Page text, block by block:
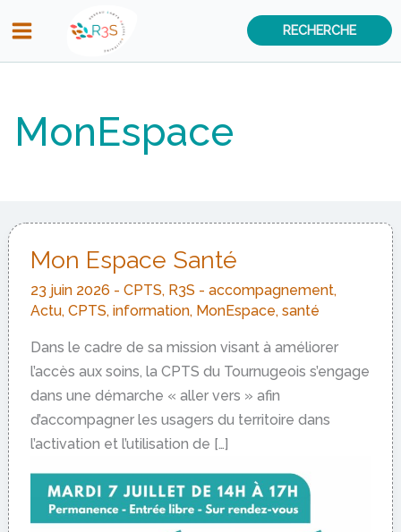
au
contenu
RECHERCHE
MonEspace
Mon Espace Santé
23 juin 2026 - CPTS, R3S - accompagnement,
Actu, CPTS, information, MonEspace, santé
Dans le cadre de sa mission visant à améliorer
l’accès aux soins, la CPTS du Tournugeois s’engage
dans une démarche « aller vers » afin
d’accompagner les usagers du territoire dans
l’activation et l’utilisation de […]